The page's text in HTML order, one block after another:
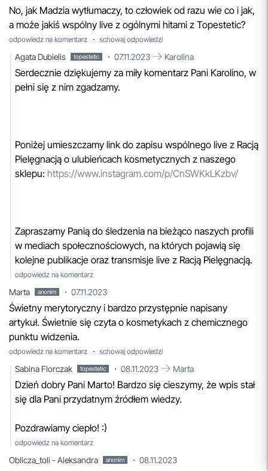
No, jak Madzia wytłumaczy, to człowiek od razu wie co i jak,
a może jakiś wspólny live z ogólnymi hitami z Topestetic?
odpowiedz na komentarz schowaj odpowiedzi
Agata Dubielis topestetic 07.11.2023 Karolina
Serdecznie dziękujemy za miły komentarz Pani Karolino, w
pełni się z nim zgadzamy.
Poniżej umieszczamy link do zapisu wspólnego live z Racją
Pielęgnacją o ulubieńcach kosmetycznych z naszego
sklepu: https://www.instagram.com/p/CnSWKkLKzbv/
Zapraszamy Panią do śledzenia na bieżąco naszych profili
w mediach społecznościowych, na których pojawią się
kolejne publikacje oraz transmisje live z Racją Pielęgnacją.
odpowiedz na komentarz
Marta anonim 07.11.2023
Świetny merytoryczny i bardzo przystępnie napisany
artykuł. Świetnie się czyta o kosmetykach z chemicznego
punktu widzenia.
odpowiedz na komentarz schowaj odpowiedzi
Sabina Florczak topestetic 08.11.2023 Marta
Dzień dobry Pani Marto! Bardzo się cieszymy, że wpis stał
się dla Pani przydatnym źródłem wiedzy.
Pozdrawiamy ciepło! :)
odpowiedz na komentarz
Oblicza_toli - Aleksandra anonim 08.11.2023